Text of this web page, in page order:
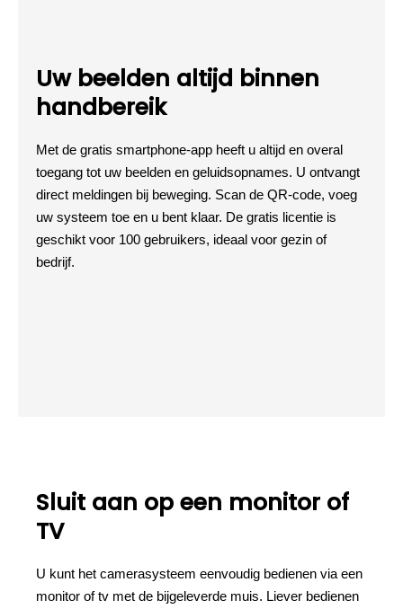
Uw beelden altijd binnen
handbereik
Met de gratis smartphone-app heeft u altijd en overal
toegang tot uw beelden en geluidsopnames. U ontvangt
direct meldingen bij beweging. Scan de QR-code, voeg
uw systeem toe en u bent klaar. De gratis licentie is
geschikt voor 100 gebruikers, ideaal voor gezin of
bedrijf.
Sluit aan op een monitor of
TV
U kunt het camerasysteem eenvoudig bedienen via een
monitor of tv met de bijgeleverde muis. Liever bedienen